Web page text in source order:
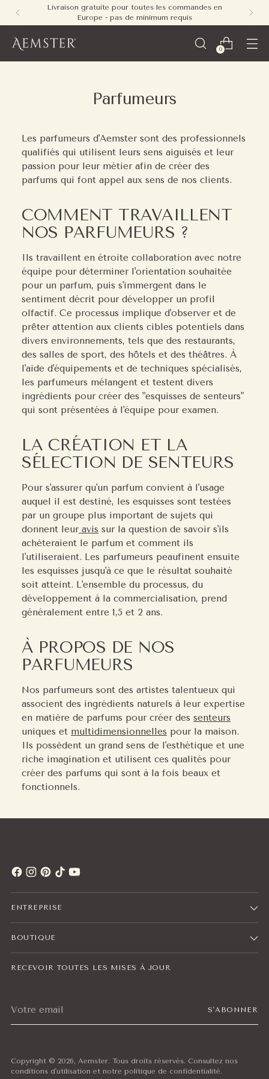
Livraison gratuite pour toutes les commandes en
Europe - pas de minimum requis
0
Parfumeurs
Les parfumeurs d'Aemster sont des professionnels
qualifiés qui utilisent leurs sens aiguisés et leur
passion pour leur métier afin de créer des
parfums qui font appel aux sens de nos clients.
COMMENT TRAVAILLENT
NOS PARFUMEURS ?
Ils travaillent en étroite collaboration avec notre
équipe pour déterminer l'orientation souhaitée
pour un parfum, puis s'immergent dans le
sentiment décrit pour développer un profil
olfactif. Ce processus implique d'observer et de
prêter attention aux clients cibles potentiels dans
divers environnements, tels que des restaurants,
des salles de sport, des hôtels et des théâtres. À
l'aide d'équipements et de techniques spécialisés,
les parfumeurs mélangent et testent divers
ingrédients pour créer des "esquisses de senteurs"
qui sont présentées à l'équipe pour examen.
LA CRÉATION ET LA
SÉLECTION DE SENTEURS
Pour s'assurer qu'un parfum convient à l'usage
auquel il est destiné, les esquisses sont testées
par un groupe plus important de sujets qui
donnent leuravis sur la question de savoir s'ils
achèteraient le parfum et comment ils
l'utiliseraient. Les parfumeurs peaufinent ensuite
les esquisses jusqu'à ce que le résultat souhaité
soit atteint. L'ensemble du processus, du
développement à la commercialisation, prend
généralement entre 1,5 et 2 ans.
À PROPOS DE NOS
PARFUMEURS
Nos parfumeurs sont des artistes talentueux qui
associent des ingrédients naturels à leur expertise
en matière de parfums pour créer des senteurs
uniques et multidimensionnelles pour la maison.
Ils possèdent un grand sens de l'esthétique et une
riche imagination et utilisent ces qualités pour
créer des parfums qui sont à la fois beaux et
fonctionnels.
ENTREPRISE
BOUTIQUE
RECEVOIR TOUTES LES MISES À JOUR
email
S'ABONNER
Copyright © 2026, Aemster. Tous droits réservés. Consultez nos
conditions d'utilisation et notre politique de confidentialité.